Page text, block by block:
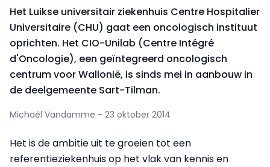
Het Luikse universitair ziekenhuis Centre Hospitalier
Universitaire (CHU) gaat een oncologisch instituut
oprichten. Het CIO-Unilab (Centre Intégré
d'Oncologie), een geïntegreerd oncologisch
centrum voor Wallonië, is sinds mei in aanbouw in
de deelgemeente Sart-Tilman.
Michaël Vandamme - 23 oktober 2014
Het is de ambitie uit te groeien tot een
referentieziekenhuis op het vlak van kennis en